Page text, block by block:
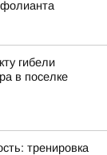
гибели
в поселке
тренировка